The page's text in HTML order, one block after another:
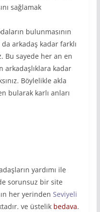
sağlamak
bulunmasının
arkadaş kadar farklı
Bu sayede her an en
arkadaşlıklara kadar
Böylelikle akla
bularak karlı anları
yardımı ile
sorunsuz bir site
her yerinden Seviyeli
ve üstelik bedava.